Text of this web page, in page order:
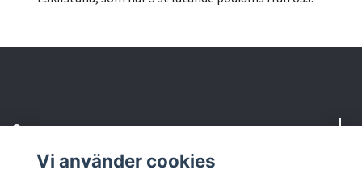
Om oss
Behöver du hjälp?
Vi använder cookies